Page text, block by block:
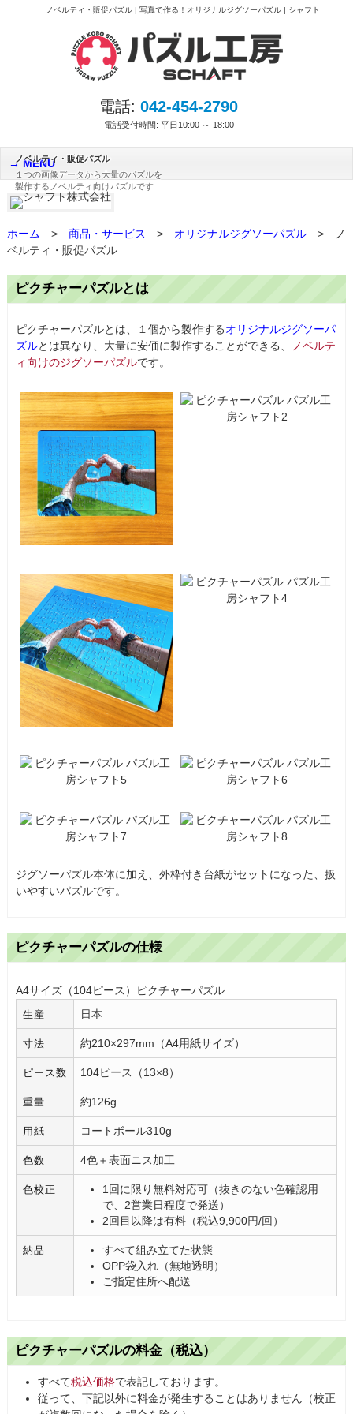
ノベルティ・販促パズル | 写真で作る！オリジナルジグソーパズル | シャフト
電話: 042-454-2790
電話受付時間: 平日10:00 ～ 18:00
MENU
ノベルティ・販促パズル
１つの画像データから大量のパズルを
製作するノベルティ向けパズルです
ホーム > 商品・サービス > オリジナルジグソーパズル >
ノ
ベルティ・販促パズル
ピクチャーパズルとは
ピクチャーパズルとは、１個から製作するオリジナルジグソーパ
ズルとは異なり、大量に安価に製作することができる、
ノベルテ
ィ向けのジグソーパズルです。
ジグソーパズル本体に加え、外枠付き台紙がセットになった、扱
いやすいパズルです。
ピクチャーパズルの仕様
A4サイズ（104ピース）ピクチャーパズル
生産 日本
寸法 約210×297mm（A4用紙サイズ）
ピース数 104ピース（13×8）
重量 約126g
用紙 コートボール310g
色数 4色＋表面ニス加工
色校正
1回に限り無料対応可（抜きのない色確認用
で、2営業日程度で発送）
2回目以降は有料（税込9,900円/回）
納品
すべて組み立てた状態
OPP袋入れ（無地透明）
ご指定住所へ配送
ピクチャーパズルの料金（税込）
すべて税込価格で表記しております。
従って、下記以外に料金が発生することはありません（校正